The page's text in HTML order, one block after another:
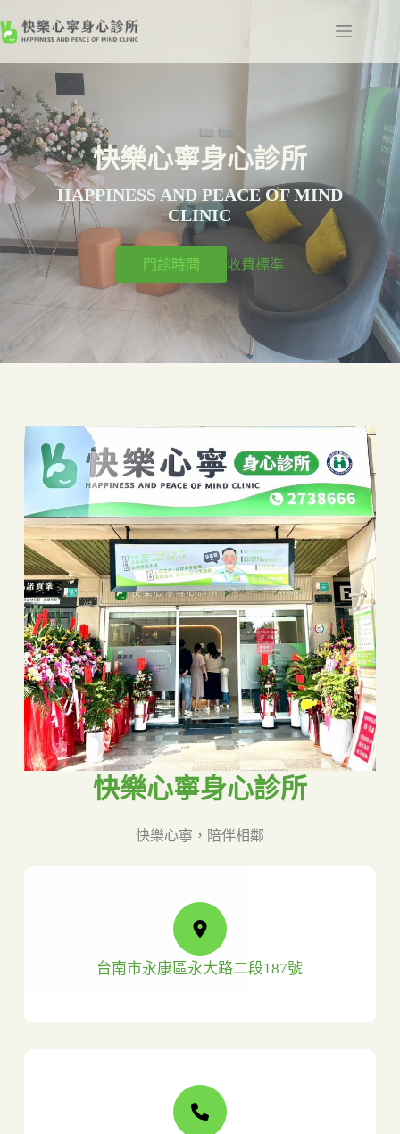
跳
至
主
內
容
快樂心寧身心診所
HAPPINESS AND PEACE OF MIND
CLINIC
門診時間 收費標準
快樂心寧身心診所
快樂心寧，陪伴相鄰
台南市永康區永大路二段187號